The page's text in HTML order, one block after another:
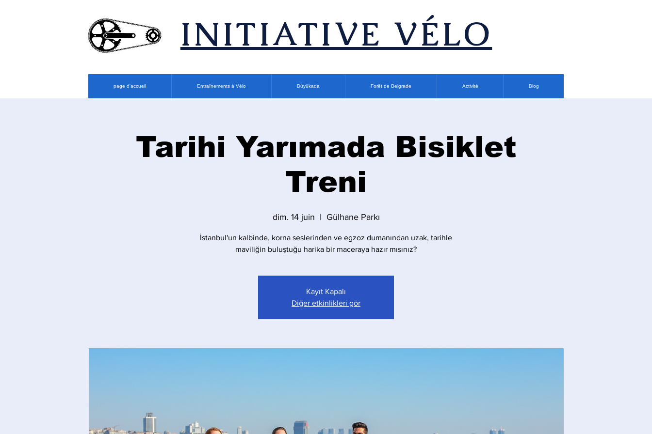
​INITIATIVE VÉLO
page d'accueil Entraînements à Vélo Büyükada Forêt de Belgrade Activité Blog
Tarihi Yarımada Bisiklet
Treni
dim. 14 juin
  |
Gülhane Parkı
İstanbul'un kalbinde, korna seslerinden ve egzoz dumanından uzak, tarihle
maviliğin buluştuğu harika bir maceraya hazır mısınız?
Kayıt Kapalı
Diğer etkinlikleri gör